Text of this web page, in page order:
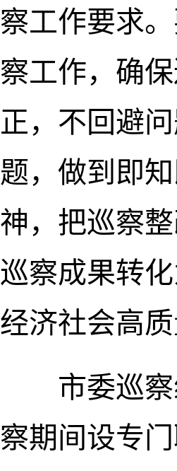
察工作要求
察工作，确
正，不回避
题，做到即
神，把巡察
巡察成果转
经济社会高
市委巡
察期间设专